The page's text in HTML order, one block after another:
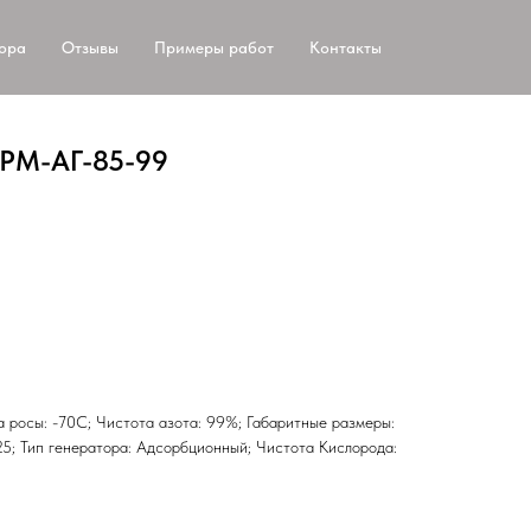
Отзывы Примеры работ Контакты
АГ-85-99
росы: -70С; Чистота азота: 99%; Габаритные размеры:
генератора: Адсорбционный; Чистота Кислорода: